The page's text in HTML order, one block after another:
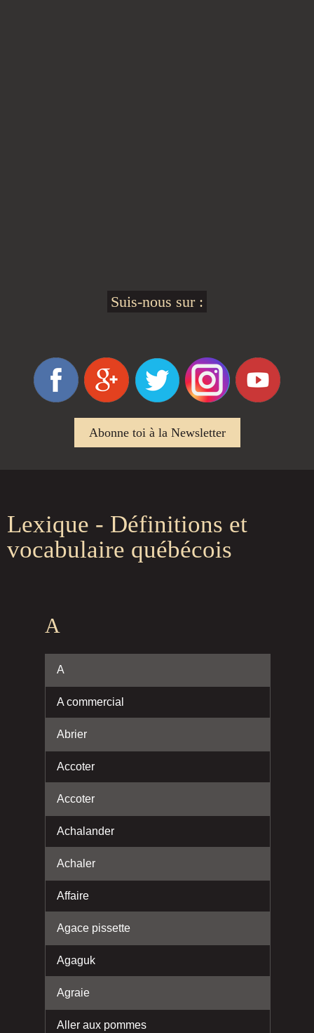
Suis-nous sur :
Abonne toi à la Newsletter
Lexique - Définitions et
vocabulaire québécois
A
A
A commercial
Abrier
Accoter
Accoter
Achalander
Achaler
Affaire
Agace pissette
Agaguk
Agraie
Aller aux pommes